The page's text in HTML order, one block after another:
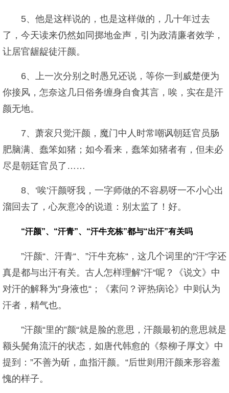
5、他是这样说的，也是这样做的，几十年过去
了，今天读来仍然如同掷地金声，引为政清廉者效学，
让居官龌龊徒汗颜。
6、上一次分别之时愚兄还说，等你一到威楚便为
你接风，怎奈这几日俗务缠身自食其言，唉，实在是汗
颜无地。
7、萧衮只觉汗颜，魔门中人时常嘲讽朝廷官员肠
肥脑满、蠢笨如猪；如今看来，蠢笨如猪者有，但未必
尽是朝廷官员了……
8、‘唉’汗颜呀我，一字师做的不容易呀一不小心出
溜回去了，心灰意冷的说道：别太监了！好。
“汗颜”、“汗青”、“汗牛充栋”都与“出汗”有关吗
”汗颜“、汗青“、”汗牛充栋“，这几个词里的”汗“字还
真是都与出汗有关。古人怎样理解”汗“呢？《说文》中
对汗的解释为”身液也“；《素问？评热病论》中则认为
汗者，精气也。
”汗颜“里的”颜“就是脸的意思，汗颜最初的意思就是
额头鬓角流汗的状态，如唐代韩愈的《祭柳子厚文》中
提到：”不善为斫，血指汗颜。“后世则用汗颜来形容羞
愧的样子。